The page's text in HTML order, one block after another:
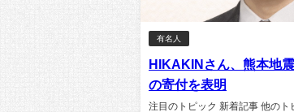
有名人
HIKAKINさん、熊本地
の寄付を表明
注目のトピック 新着記事 他のト